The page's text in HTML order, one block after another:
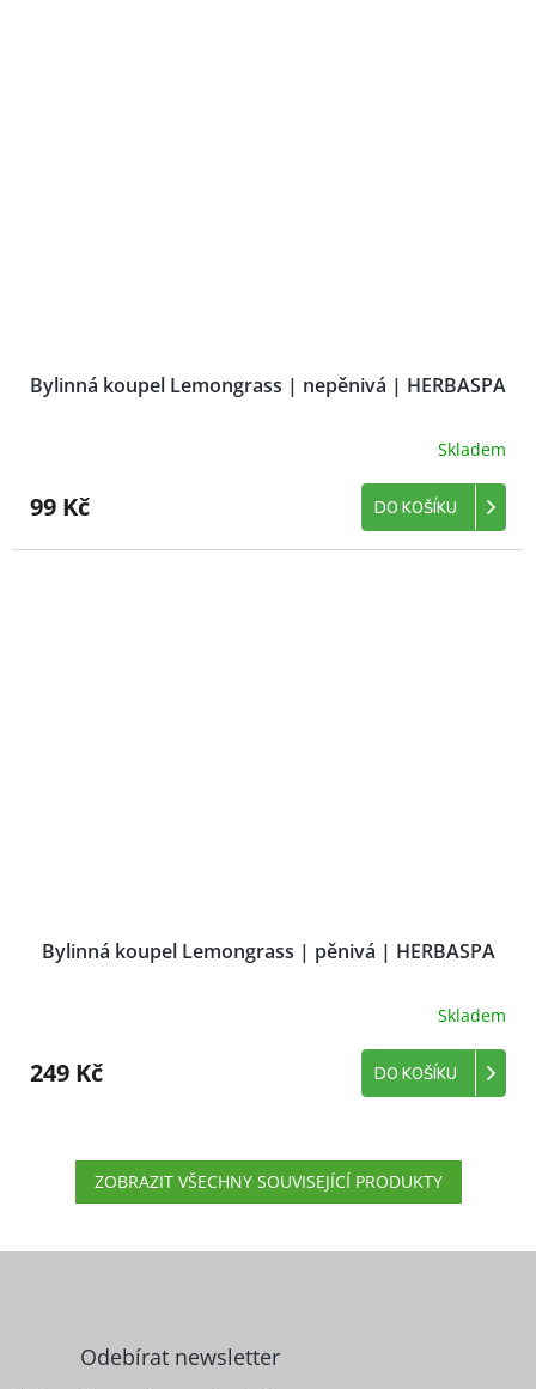
Bylinná koupel Lemongrass | nepěnivá | HERBASPA
Skladem
99 Kč DO KOŠÍKU
Bylinná koupel Lemongrass | pěnivá | HERBASPA
Skladem
249 Kč DO KOŠÍKU
ZOBRAZIT VŠECHNY SOUVISEJÍCÍ PRODUKTY
Odebírat newsletter